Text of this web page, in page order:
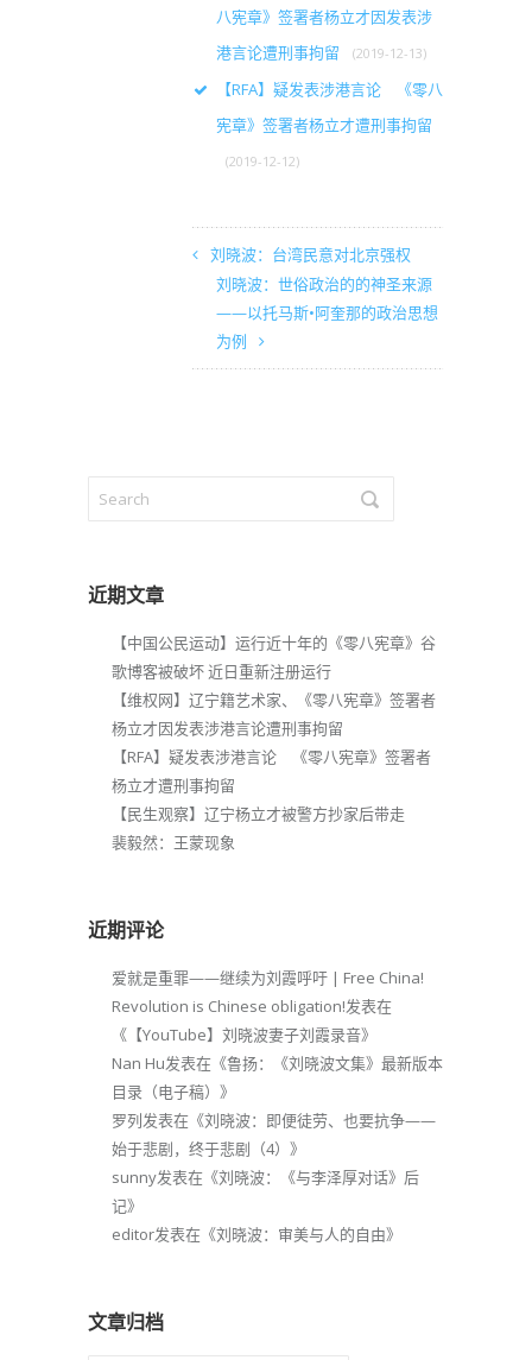
八宪章》签署者杨立才因发表涉
港言论遭刑事拘留
(2019-12-13)
【RFA】疑发表涉港言论 《零八
宪章》签署者杨立才遭刑事拘留
(2019-12-12)
刘晓波：台湾民意对北京强权
刘晓波：世俗政治的的神圣来源
——以托马斯•阿奎那的政治思想
为例
近期文章
【中国公民运动】运行近十年的《零八宪章》谷
歌博客被破坏 近日重新注册运行
【维权网】辽宁籍艺术家、《零八宪章》签署者
杨立才因发表涉港言论遭刑事拘留
【RFA】疑发表涉港言论 《零八宪章》签署者
杨立才遭刑事拘留
【民生观察】辽宁杨立才被警方抄家后带走
裴毅然：王蒙现象
近期评论
爱就是重罪——继续为刘霞呼吁 | Free China!
Revolution is Chinese obligation!发表在
《 【YouTube】刘晓波妻子刘霞录音》
Nan Hu发表在《鲁扬：《刘晓波文集》最新版本
目录（电子稿） 》
罗列发表在《刘晓波：即便徒劳、也要抗争——
始于悲剧，终于悲剧（4） 》
sunny发表在《刘晓波：《与李泽厚对话》后
记》
editor发表在《刘晓波：审美与人的自由》
文章归档